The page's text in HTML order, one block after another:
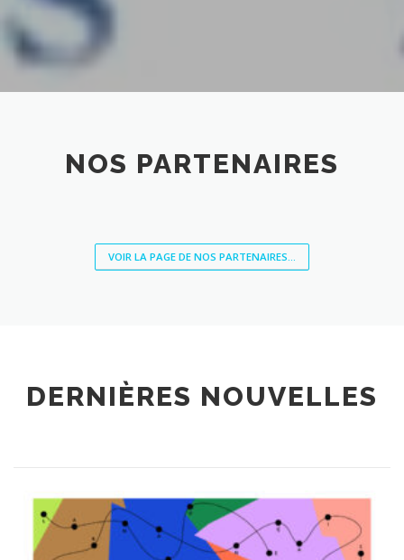
NOS PARTENAIRES
VOIR LA PAGE DE NOS PARTENAIRES...
DERNIÈRES NOUVELLES